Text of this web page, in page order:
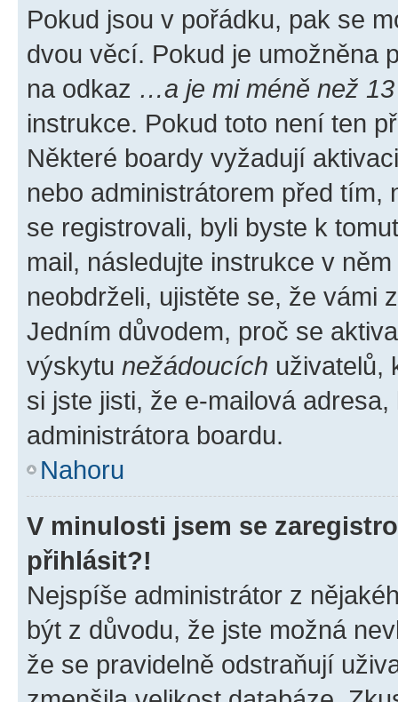
Pokud jsou v pořádku, pak se
dvou věcí. Pokud je umožněna
na odkaz …a je mi méně než
instrukce. Pokud toto není ten
Některé boardy vyžadují
nebo administrátorem před tím,
se registrovali, byli byste k
mail, následujte instrukce v
neobdrželi, ujistěte se, že vámi
Jedním důvodem, proč se
výskytu nežádoucích uživatelů,
si jste jisti, že e-mailová
administrátora boardu.
Nahoru
V minulosti jsem se
přihlásit?!
Nejspíše administrátor z
být z důvodu, že jste možná
že se pravidelně odstraňují